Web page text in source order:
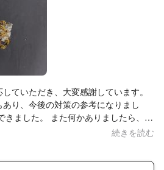
ていただき、大変感謝しています。
り、今後の対策の参考になりまし
きました。 また何かありましたら、ぜ
。 今回は本当にありがとうございまし
続きを読む